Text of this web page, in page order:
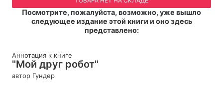
Посмотрите, пожалуйста, возможно, уже вышло
следующее издание этой книги и оно здесь
представлено:
Аннотация к книге
"Мой друг робот"
автор Гундер